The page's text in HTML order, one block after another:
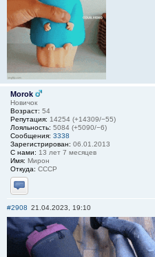
Morok
Новичок
Возраст: 54
Репутация: 14254 (+14309/−55)
Лояльность: 5084 (+5090/−6)
Сообщения: 3338
Зарегистрирован: 06.01.2013
С нами: 13 лет 7 месяцев
Имя: Мирон
Откуда: СССР
Отправить личное сообщение
#2908 21.04.2023, 19:10